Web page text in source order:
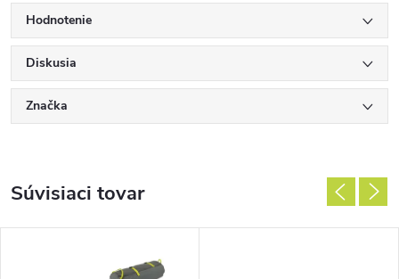
Hodnotenie
Diskusia
Značka
Súvisiaci tovar